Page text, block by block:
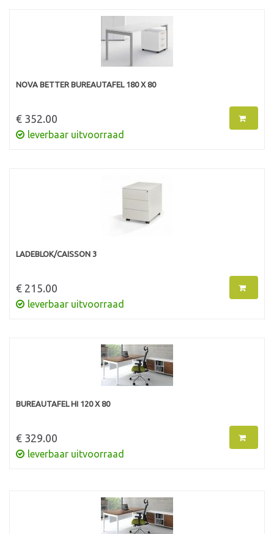
NOVA BETTER BUREAUTAFEL 180 X 80
€ 352.00
leverbaar uitvoorraad
LADEBLOK/CAISSON 3
€ 215.00
leverbaar uitvoorraad
BUREAUTAFEL HI 120 X 80
€ 329.00
leverbaar uitvoorraad